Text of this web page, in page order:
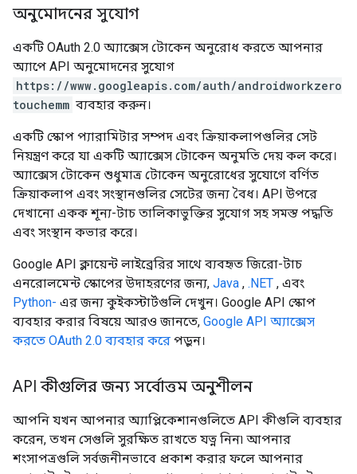
অনুমোদনের সুযোগ
একটি OAuth 2.0 অ্যাক্সেস টোকেন অনুরোধ করতে আপনার
অ্যাপে API অনুমোদনের সুযোগ
https://www.googleapis.com/auth/androidworkzero
touchemm ব্যবহার করুন।
একটি স্কোপ প্যারামিটার সম্পদ এবং ক্রিয়াকলাপগুলির সেট
নিয়ন্ত্রণ করে যা একটি অ্যাক্সেস টোকেন অনুমতি দেয় কল করে।
অ্যাক্সেস টোকেন শুধুমাত্র টোকেন অনুরোধের সুযোগে বর্ণিত
ক্রিয়াকলাপ এবং সংস্থানগুলির সেটের জন্য বৈধ। API উপরে
দেখানো একক শূন্য-টাচ তালিকাভুক্তির সুযোগ সহ সমস্ত পদ্ধতি
এবং সংস্থান কভার করে।
Google API ক্লায়েন্ট লাইব্রেরির সাথে ব্যবহৃত জিরো-টাচ
এনরোলমেন্ট স্কোপের উদাহরণের জন্য, Java , .NET , এবং
Python- এর জন্য কুইকস্টার্টগুলি দেখুন। Google API স্কোপ
ব্যবহার করার বিষয়ে আরও জানতে, Google API অ্যাক্সেস
করতে OAuth 2.0 ব্যবহার করে পড়ুন।
API কীগুলির জন্য সর্বোত্তম অনুশীলন
আপনি যখন আপনার অ্যাপ্লিকেশানগুলিতে API কীগুলি ব্যবহার
করেন, তখন সেগুলি সুরক্ষিত রাখতে যত্ন নিন৷ আপনার
শংসাপত্রগুলি সর্বজনীনভাবে প্রকাশ করার ফলে আপনার